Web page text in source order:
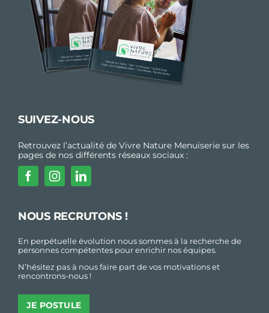
SUIVEZ-NOUS
Retrouvez l’actualité de Vivre Nature Menuiserie sur les
pages de nos différents réseaux sociaux :
NOUS RECRUTONS !
En perpétuelle évolution nous sommes à la recherche de
personnes compétentes pour enrichir nos équipes.
N’hésitez pas à nous faire part de vos motivations et
rencontrons-nous !
JE POSTULE